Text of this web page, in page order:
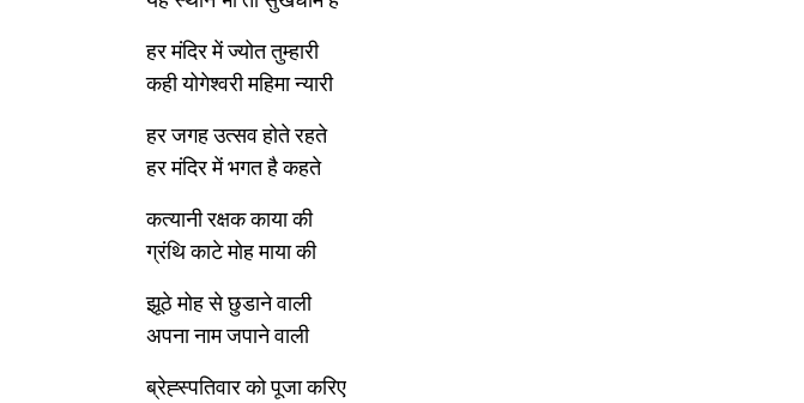
हर मंदिर में ज्योत तुम्हारी
कही योगेश्वरी महिमा न्यारी
हर जगह उत्सव होते रहते
हर मंदिर में भगत है कहते
कत्यानी रक्षक काया की
ग्रंथि काटे मोह माया की
झूठे मोह से छुडाने वाली
अपना नाम जपाने वाली
ब्रेह्स्पतिवार को पूजा करिए